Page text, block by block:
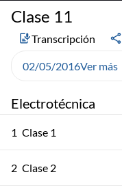
Electrotécnica
1 Clase 1
2 Clase 2
Clase 11
Transcripción
02/05/2016Ver más